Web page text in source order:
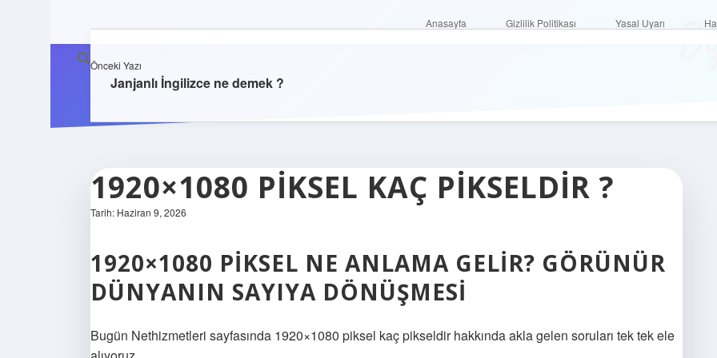
Anasayfa Gizlilik Politikası Yasal Uyarı
1920×1080 PIKSEL KAÇ PIKSELDIR ?
Tarih: Haziran 9, 2026
1920×1080 PIKSEL NE ANLAMA GELIR? GÖRÜNÜR
DÜNYANIN SAYIYA DÖNÜŞMESI
Bugün Nethizmetleri sayfasında 1920×1080 piksel kaç pikseldir hakkında akla gelen soruları tek tek ele
Önceki Yazı
Janjanlı İngilizce ne demek ?
Anasayfa Gizlilik Politikası Yasal Uyarı